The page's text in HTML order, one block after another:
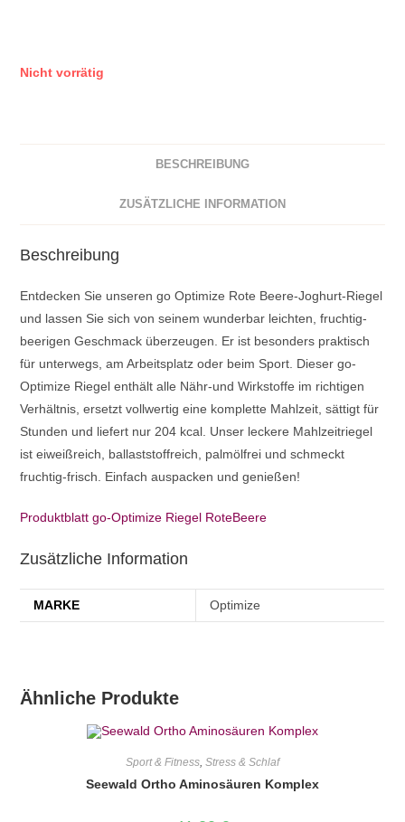
Nicht vorrätig
BESCHREIBUNG
ZUSÄTZLICHE INFORMATION
Beschreibung
Entdecken Sie unseren go Optimize Rote Beere-Joghurt-Riegel
und lassen Sie sich von seinem wunderbar leichten, fruchtig-
beerigen Geschmack überzeugen. Er ist besonders praktisch
für unterwegs, am Arbeitsplatz oder beim Sport. Dieser go-
Optimize Riegel enthält alle Nähr-und Wirkstoffe im richtigen
Verhältnis, ersetzt vollwertig eine komplette Mahlzeit, sättigt für
Stunden und liefert nur 204 kcal. Unser leckere Mahlzeitriegel
ist eiweißreich, ballaststoffreich, palmölfrei und schmeckt
fruchtig-frisch. Einfach auspacken und genießen!
Produktblatt go-Optimize Riegel RoteBeere
Zusätzliche Information
MARKE Optimize
Ähnliche Produkte
Sport & Fitness, Stress & Schlaf
Seewald Ortho Aminosäuren Komplex